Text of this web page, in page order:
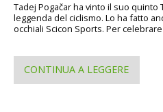
Tadej Pogačar ha vinto il suo
leggenda del ciclismo. Lo ha fatto
occhiali Scicon Sports. Per
CONTINUA A LEGGERE